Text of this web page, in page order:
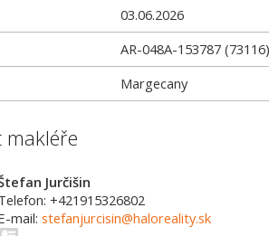
03.06.2026
AR-048A-153787 (73116)
Margecany
makléře
Jurčišin
+421915326802
mail: stefanjurcisin@haloreality.sk